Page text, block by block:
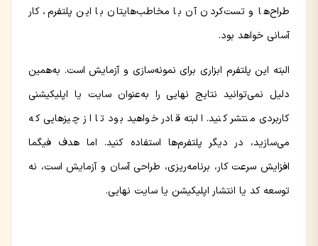
طراح‌ها و تست‌کردن آن با مخاطب‌هایتان با این پلتفرم، کار
آسانی خواهد بود.
البته این پلتفرم ابزاری برای نمونه‌سازی و آزمایش است. به‌همین
دلیل نمی‌توانید نتایج نهایی را به‌عنوان سایت یا اپلیکیشنی
کاربردی منتشر کنید. البته قادر خواهید بود تا از چیزهایی که
می‌سازید، در دیگر پلتفرم‌ها استفاده کنید. اما هدف فیگما
افزایش سرعت کار، برنامه‌ریزی، طراحی آسان و آزمایش است، نه
توسعه کد یا انتشار اپلیکیشن یا سایت نهایی.